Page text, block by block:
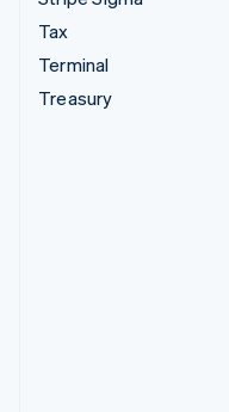
Tax
Terminal
Treasury